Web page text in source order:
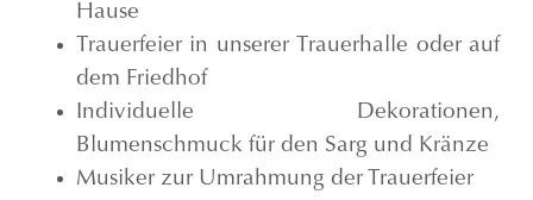
Hause
Trauerfeier in unserer Trauerhalle oder auf
dem Friedhof
Individuelle Dekorationen,
Blumenschmuck für den Sarg und Kränze
Musiker zur Umrahmung der Trauerfeier